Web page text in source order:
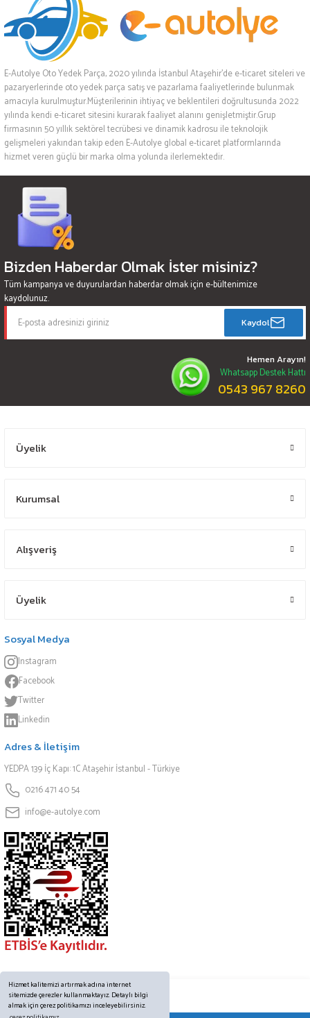
Hizmet kalitemizi artırmak adına internet
sitemizde çerezler kullanmaktayız. Detaylı bilgi
almak için çerez politikamızı inceleyebilirsiniz.
E-Autolye Oto Yedek Parça, 2020 yılında İstanbul Ataşehir’de e-ticaret siteleri ve
pazaryerlerinde oto yedek parça satış ve pazarlama faaliyetlerinde bulunmak
amacıyla kurulmuştur.Müşterilerinin ihtiyaç ve beklentileri doğrultusunda 2022
yılında kendi e-ticaret sitesini kurarak faaliyet alanını genişletmiştir.Grup
firmasının 50 yıllık sektörel tecrübesi ve dinamik kadrosu ile teknolojik
gelişmeleri yakından takip eden E-Autolye global e-ticaret platformlarında
hizmet veren güçlü bir marka olma yolunda ilerlemektedir.
Bizden Haberdar Olmak İster misiniz?
Tüm kampanya ve duyurulardan haberdar olmak için e-bültenimize
kaydolunuz.
Kaydol
Hemen Arayın!
Whatsapp Destek Hattı
0543 967 8260
Üyelik
Kurumsal
Alışveriş
Üyelik
Sosyal Medya
Instagram
Facebook
Twitter
Linkedin
Adres & İletişim
YEDPA 139 İç Kapı: 1C Ataşehir İstanbul - Türkiye
0216 471 40 54
info@e-autolye.com